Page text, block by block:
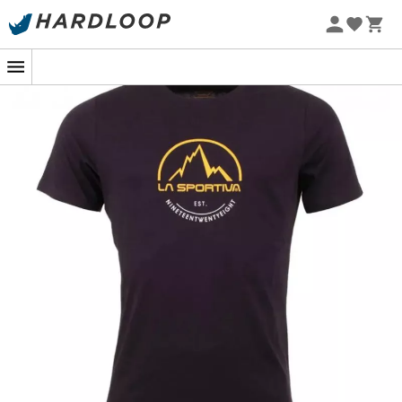
Promoções de verão 🔥 -5% EXTRA a partir de 2 produtos*